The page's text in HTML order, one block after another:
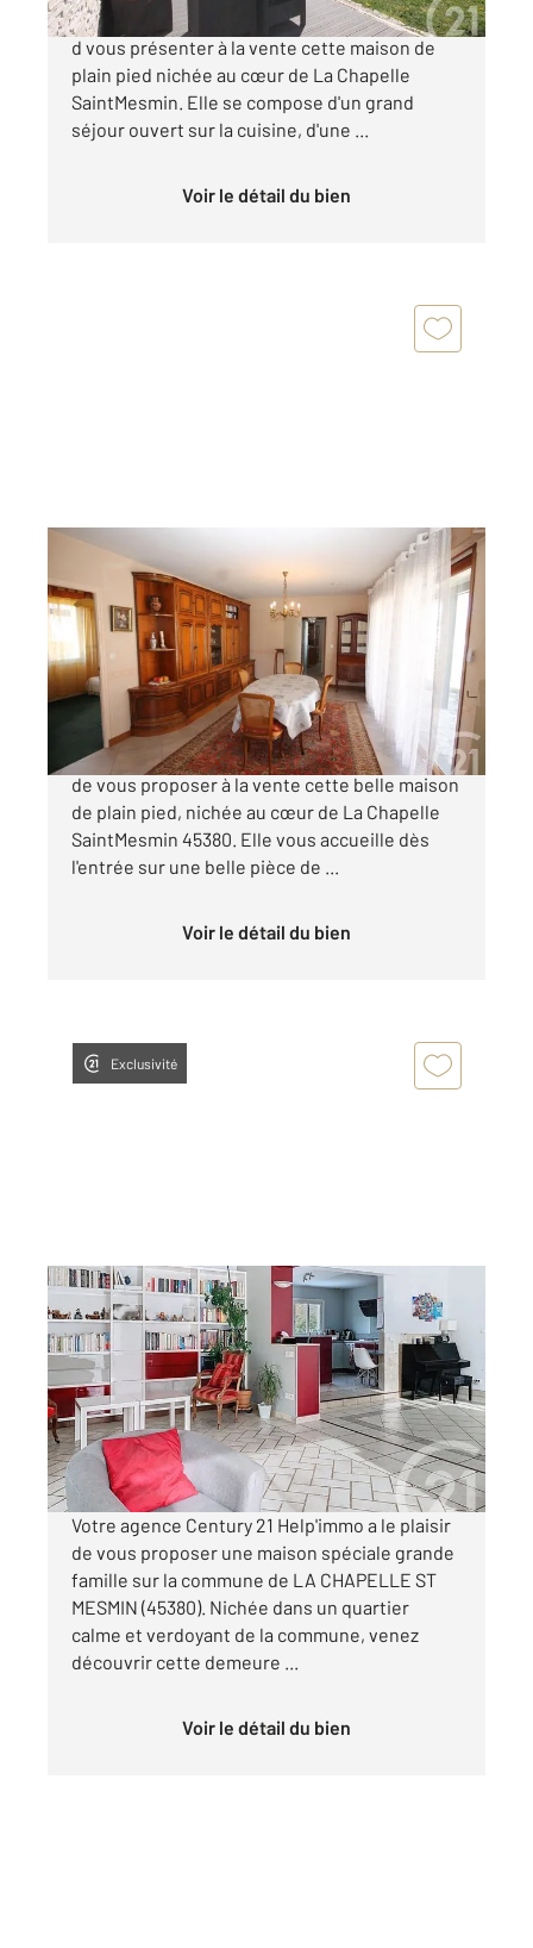
Notre agence Century 21 help'immo a le plaisir
d vous présenter à la vente cette maison de
plain pied nichée au cœur de La Chapelle
SaintMesmin. Elle se compose d'un grand
séjour ouvert sur la cuisine, d'une ...
Voir le détail du bien
LA CHAPELLE ST MESMIN 45
108,27 m2, 6 pièces
Ref : 48023
Maison à vendre
244 900 €
Votre agence Century 21 Help'immo a le plaisir
de vous proposer à la vente cette belle maison
de plain pied, nichée au cœur de La Chapelle
SaintMesmin 45380. Elle vous accueille dès
l'entrée sur une belle pièce de ...
Voir le détail du bien
Exclusivité
LA CHAPELLE ST MESMIN 45
209,87 m2, 8 pièces
Ref : 52340
Maison à vendre
360 000 €
Visiter le site dédié
Votre agence Century 21 Help'immo a le plaisir
de vous proposer une maison spéciale grande
famille sur la commune de LA CHAPELLE ST
MESMIN (45380). Nichée dans un quartier
calme et verdoyant de la commune, venez
découvrir cette demeure ...
Voir le détail du bien